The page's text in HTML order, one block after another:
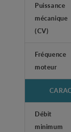
Puissance
mécanique
(CV)
Fréquence
moteur
Débit
minimum